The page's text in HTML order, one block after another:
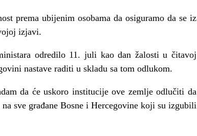
prema ubijenim osobama da osiguramo da se iz
izjavi.
odredilo 11. juli kao dan žalosti u čitavoj
nastave raditi u skladu sa tom odlukom.
da će uskoro institucije ove zemlje odlučiti da
sve građane Bosne i Hercegovine koji su izgubili